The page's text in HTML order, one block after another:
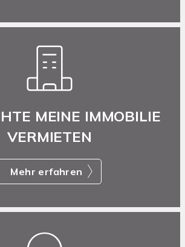
MEINE IMMOBILIE
VERMIETEN
Mehr erfahren